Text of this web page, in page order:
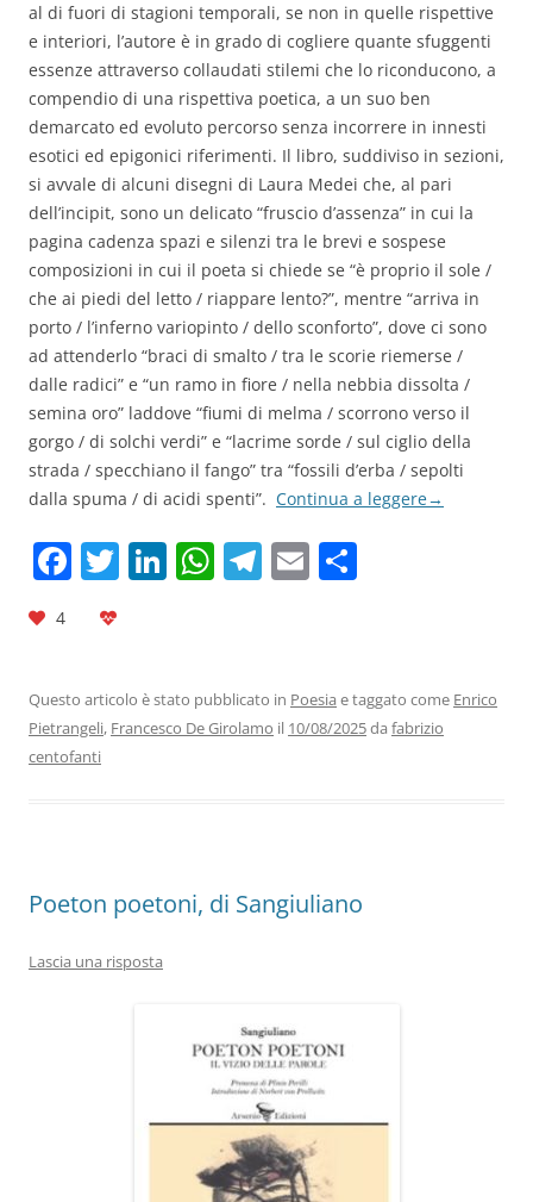
al di fuori di stagioni temporali, se non in quelle rispettive
e interiori, l’autore è in grado di cogliere quante sfuggenti
essenze attraverso collaudati stilemi che lo riconducono, a
compendio di una rispettiva poetica, a un suo ben
demarcato ed evoluto percorso senza incorrere in innesti
esotici ed epigonici riferimenti. Il libro, suddiviso in sezioni,
si avvale di alcuni disegni di Laura Medei che, al pari
dell’incipit, sono un delicato “fruscio d’assenza” in cui la
pagina cadenza spazi e silenzi tra le brevi e sospese
composizioni in cui il poeta si chiede se “è proprio il sole /
che ai piedi del letto / riappare lento?”, mentre “arriva in
porto / l’inferno variopinto / dello sconforto”, dove ci sono
ad attenderlo “braci di smalto / tra le scorie riemerse /
dalle radici” e “un ramo in fiore / nella nebbia dissolta /
semina oro” laddove “fiumi di melma / scorrono verso il
gorgo / di solchi verdi” e “lacrime sorde / sul ciglio della
strada / specchiano il fango” tra “fossili d’erba / sepolti
dalla spuma / di acidi spenti”. Continua a leggere→
F
b
o
T Li
dI
n
W
A
p
T
a
m
E
vi
di
4
Questo articolo è stato pubblicato in Poesia e taggato come Enrico
Pietrangeli, Francesco De Girolamo il 10/08/2025da fabrizio
centofanti
Poeton poetoni, di Sangiuliano
Lascia una risposta